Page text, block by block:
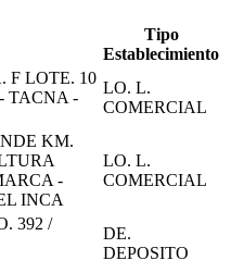
Tipo
Establecimiento
F LOTE. 10
TACNA -
LO. L.
COMERCIAL
KM.
-
INCA
LO. L.
COMERCIAL
392 /
DE.
DEPOSITO